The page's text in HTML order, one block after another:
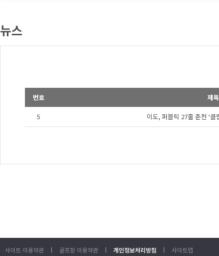
뉴스
번호 제목
5 이도, 퍼블릭 27홀 춘천 ‘
사이트 이용약관 l 골프장 이용약관 l 개인정보처리방침 l 사이트맵